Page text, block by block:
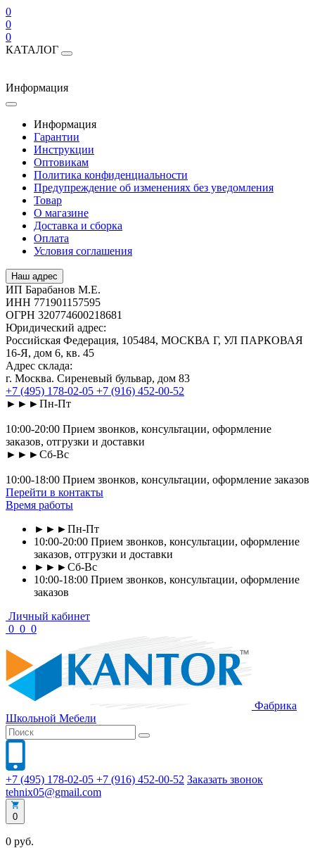
0
0
0
КАТАЛОГ
Информация
Информация
Гарантии
Инструкции
Оптовикам
Политика конфиденциальности
Предупреждение об изменениях без уведомления
Товар
О магазине
Доставка и сборка
Оплата
Условия соглашения
Наш адрес
ИП Барабанов М.Е.
ИНН 771901157595
ОГРН 320774600218681
Юридический адрес:
Российская Федерация, 105484, МОСКВА Г, УЛ ПАРКОВАЯ
16-Я, дом 6, кв. 45
Адрес склада:
г. Москва. Сиреневый бульвар, дом 83
+7 (495) 178-02-05 +7 (916) 452-00-52
►►►Пн-Пт
10:00-20:00 Прием звонков, консультации, оформление
заказов, отгрузки и доставки
►►►Сб-Вс
10:00-18:00 Прием звонков, консультации, оформление заказов
Перейти в контакты
Время работы
►►►Пн-Пт
10:00-20:00 Прием звонков, консультации, оформление
заказов, отгрузки и доставки
►►►Сб-Вс
10:00-18:00 Прием звонков, консультации, оформление
заказов
Личный кабинет
0 0 0
Фабрика
Школьной Мебели
+7 (495) 178-02-05 +7 (916) 452-00-52 Заказать звонок
tehnix05@gmail.com
0
0 руб.